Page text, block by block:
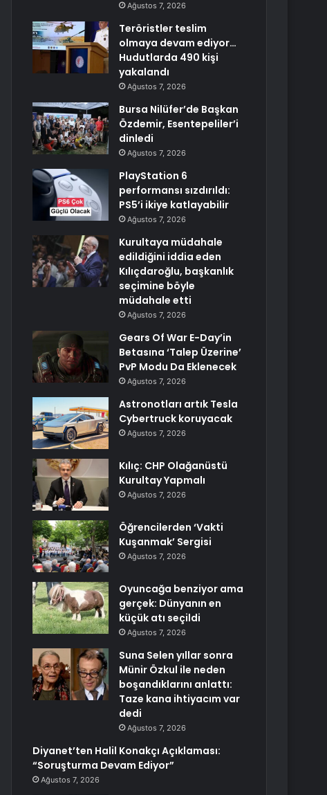
Ağustos 7, 2026
Teröristler teslim
olmaya devam ediyor…
Hudutlarda 490 kişi
yakalandı
Ağustos 7, 2026
Bursa Nilüfer’de Başkan
Özdemir, Esentepeliler’i
dinledi
Ağustos 7, 2026
PlayStation 6
performansı sızdırıldı:
PS5’i ikiye katlayabilir
Ağustos 7, 2026
Kurultaya müdahale
edildiğini iddia eden
Kılıçdaroğlu, başkanlık
seçimine böyle
müdahale etti
Ağustos 7, 2026
Gears Of War E-Day’in
Betasına ‘Talep Üzerine’
PvP Modu Da Eklenecek
Ağustos 7, 2026
Astronotları artık Tesla
Cybertruck koruyacak
Ağustos 7, 2026
Kılıç: CHP Olağanüstü
Kurultay Yapmalı
Ağustos 7, 2026
Öğrencilerden ‘Vakti
Kuşanmak’ Sergisi
Ağustos 7, 2026
Oyuncağa benziyor ama
gerçek: Dünyanın en
küçük atı seçildi
Ağustos 7, 2026
Suna Selen yıllar sonra
Münir Özkul ile neden
boşandıklarını anlattı:
Taze kana ihtiyacım var
dedi
Ağustos 7, 2026
Diyanet’ten Halil Konakçı Açıklaması:
“Soruşturma Devam Ediyor”
Ağustos 7, 2026